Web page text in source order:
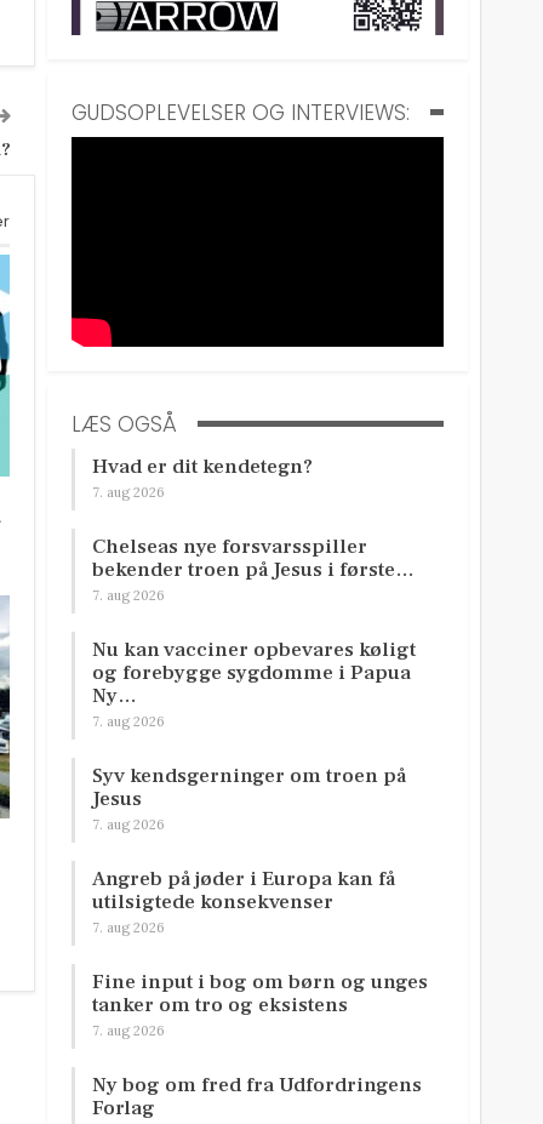
GUDSOPLEVELSER OG INTERVIEWS:
LÆS OGSÅ
Hvad er dit kendetegn?
7. aug 2026
Chelseas nye forsvarsspiller
bekender troen på Jesus i første…
7. aug 2026
Nu kan vacciner opbevares køligt
og forebygge sygdomme i Papua
Ny…
7. aug 2026
Syv kendsgerninger om troen på
Jesus
7. aug 2026
Angreb på jøder i Europa kan få
utilsigtede konsekvenser
7. aug 2026
Fine input i bog om børn og unges
tanker om tro og eksistens
7. aug 2026
Ny bog om fred fra Udfordringens
Forlag